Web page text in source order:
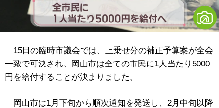
15日の臨時市議会では、上乗せ分の補正予算案が全会
一致で可決され、岡山市は全ての市民に1人当たり5000
円を給付することが決まりました。
岡山市は1月下旬から順次通知を発送し、2月中旬以降